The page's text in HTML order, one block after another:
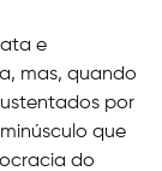
e
mas, quando
por
que
do